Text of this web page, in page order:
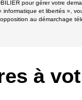
pour gérer votre
et libertés »,
au démarchage
à